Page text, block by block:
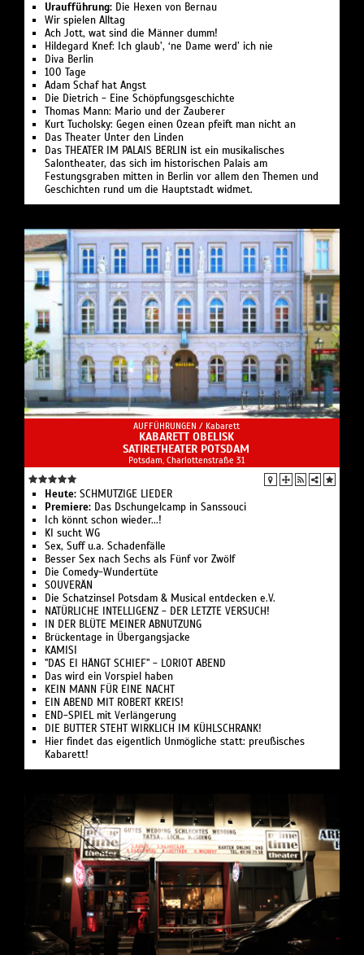
Uraufführung: Die Hexen von Bernau
Wir spielen Alltag
Ach Jott, wat sind die Männer dumm!
Hildegard Knef: Ich glaub’, ‘ne Dame werd’ ich nie
Diva Berlin
100 Tage
Adam Schaf hat Angst
Die Dietrich - Eine Schöpfungsgeschichte
Thomas Mann: Mario und der Zauberer
Kurt Tucholsky: Gegen einen Ozean pfeift man nicht an
Das Theater Unter den Linden
Das THEATER IM PALAIS BERLIN ist ein musikalisches
Salontheater, das sich im historischen Palais am
Festungsgraben mitten in Berlin vor allem den Themen und
Geschichten rund um die Hauptstadt widmet.
AUFFÜHRUNGEN / Kabarett
KABARETT OBELISK
SATIRETHEATER POTSDAM
Potsdam, Charlottenstraße 31
Heute: SCHMUTZIGE LIEDER
Premiere: Das Dschungelcamp in Sanssouci
Ich könnt schon wieder...!
KI sucht WG
Sex, Suff u.a. Schadenfälle
Besser Sex nach Sechs als Fünf vor Zwölf
Die Comedy-Wundertüte
SOUVERÄN
Die Schatzinsel Potsdam & Musical entdecken e.V.
NATÜRLICHE INTELLIGENZ - DER LETZTE VERSUCH!
IN DER BLÜTE MEINER ABNUTZUNG
Brückentage in Übergangsjacke
KAMISI
"DAS EI HÄNGT SCHIEF" - LORIOT ABEND
Das wird ein Vorspiel haben
KEIN MANN FÜR EINE NACHT
EIN ABEND MIT ROBERT KREIS!
END-SPIEL mit Verlängerung
DIE BUTTER STEHT WIRKLICH IM KÜHLSCHRANK!
Hier findet das eigentlich Unmögliche statt: preußisches
Kabarett!